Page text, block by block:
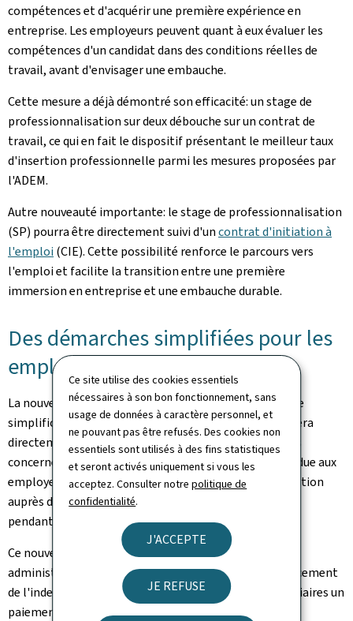
Ce site utilise des cookies essentiels
nécessaires à son bon fonctionnement, sans
usage de données à caractère personnel, et
ne pouvant pas être refusés. Des cookies non
essentiels sont utilisés à des fins statistiques
et seront activés uniquement si vous les
acceptez. Consulter notrepolitique de
confidentialité.
J'ACCEPTE
JE REFUSE
compétences et d'acquérir une première expérience en
entreprise. Les employeurs peuvent quant à eux évaluer les
compétences d'un candidat dans des conditions réelles de
travail, avant d'envisager une embauche.
Cette mesure a déjà démontré son efficacité: un stage de
professionnalisation sur deux débouche sur un contrat de
travail, ce qui en fait le dispositif présentant le meilleur taux
d'insertion professionnelle parmi les mesures proposées par
l'ADEM.
Autre nouveauté importante: le stage de professionnalisation
(SP) pourra être directement suivi d'uncontrat d'initiation à
l'emploi (CIE). Cette possibilité renforce le parcours vers
l'emploi et facilite la transition entre une première
immersion en entreprise et une embauche durable.
Des démarches simplifiées pour les
employeurs et les bénéficiaires
La nouvelle loi prévoit également plusieurs mesures de
simplification administrative. Désormais, l'ADEM versera
directement l'indemnité aux bénéficiaires des mesures
concernées, avant de facturer mensuellement la part due aux
employeurs. Elle prendra également en charge l'affiliation
auprès du Centre commun de la sécurité sociale (CCSS)
pendant toute la durée de la mesure.
Ce nouveau fonctionnement allège les démarches
administratives des entreprises, supprime le préfinancement
de l'indemnité par l'employeur et garantit aux bénéficiaires un
paiement plus simple et plus sécurisé.